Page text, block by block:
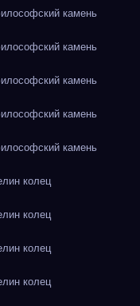
камень
камень
камень
камень
камень
колец
колец
колец
колец